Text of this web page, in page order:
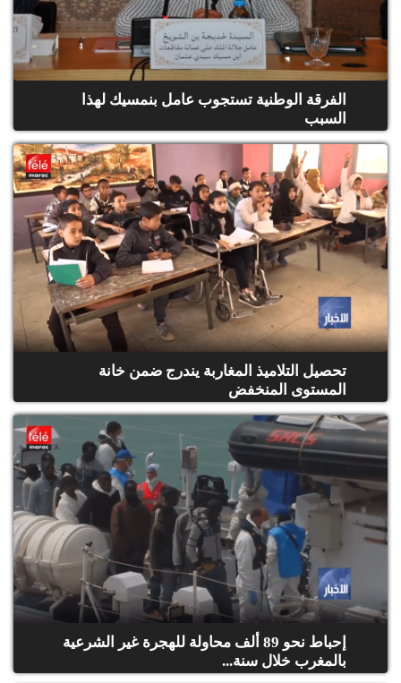
الفرقة الوطنية تستجوب عامل بنمسيك لهذا
السبب
تحصيل التلاميذ المغاربة يندرج ضمن خانة
المستوى المنخفض
إحباط نحو 89 ألف محاولة للهجرة غير الشرعية
بالمغرب خلال سنة...